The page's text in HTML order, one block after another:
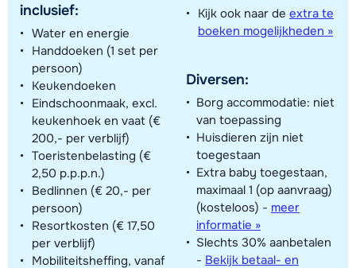
inclusief:
Water en energie
Handdoeken (1 set per
persoon)
Keukendoeken
Eindschoonmaak, excl.
keukenhoek en vaat (€
200,- per verblijf)
Toeristenbelasting (€
2,50 p.p.p.n.)
Bedlinnen (€ 20,- per
persoon)
Resortkosten (€ 17,50
per verblijf)
Mobiliteitsheffing, vanaf
Kijk ook naar de extra te
boeken mogelijkheden »
Diversen:
Borg accommodatie: niet
van toepassing
Huisdieren zijn niet
toegestaan
Extra baby toegestaan,
maximaal 1 (op aanvraag)
(kosteloos) - meer
informatie »
Slechts 30% aanbetalen
- Bekijk betaal- en